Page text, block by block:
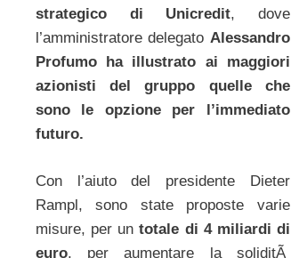
strategico di Unicredit, dove
l’amministratore delegato Alessandro
Profumo ha illustrato ai maggiori
azionisti del gruppo quelle che
sono le opzione per l’immediato
futuro.
Con l’aiuto del presidente Dieter
Rampl, sono state proposte varie
misure, per untotale di 4 miliardi di
euro, per aumentare la soliditÃ